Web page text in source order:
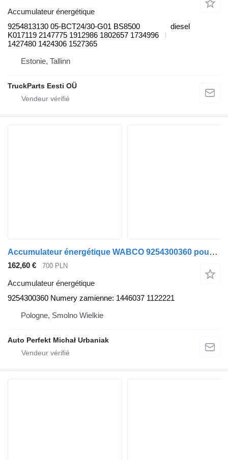
Accumulateur énergétique
9254813130 05-BCT24/30-G01 BS8500
K017119 2147775 1912986 1802657 1734996
1427480 1424306 1527365
diesel
Estonie, Tallinn
TruckParts Eesti OÜ
Accumulateur énergétique WABCO 9254300360 pour tracteur routier Scania 4 P G R T
162,60 € 700 PLN
Accumulateur énergétique
9254300360 Numery zamienne: 1446037 1122221
Pologne, Smolno Wielkie
Auto Perfekt Michał Urbaniak